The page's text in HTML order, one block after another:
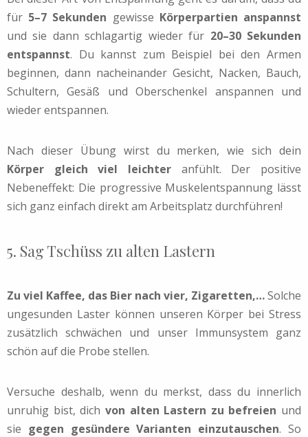
für 5–7 Sekunden gewisse Körperpartien anspannst
und sie dann schlagartig wieder für 20–30 Sekunden
entspannst. Du kannst zum Beispiel bei den Armen
beginnen, dann nacheinander Gesicht, Nacken, Bauch,
Schultern, Gesäß und Oberschenkel anspannen und
wieder entspannen.
Nach dieser Übung wirst du merken, wie sich dein
Körper gleich viel leichter anfühlt. Der positive
Nebeneffekt: Die progressive Muskelentspannung lässt
sich ganz einfach direkt am Arbeitsplatz durchführen!
5. Sag Tschüss zu alten Lastern
Zu viel Kaffee, das Bier nach vier, Zigaretten,…Solche
ungesunden Laster können unseren Körper bei Stress
zusätzlich schwächen und unser Immunsystem ganz
schön auf die Probe stellen.
Versuche deshalb, wenn du merkst, dass du innerlich
unruhig bist, dich von alten Lastern zu befreien und
sie gegen gesündere Varianten einzutauschen. So